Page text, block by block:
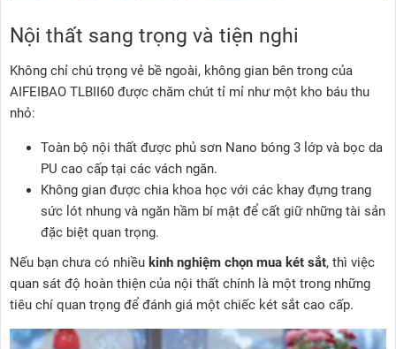
Nội thất sang trọng và tiện nghi
Không chỉ chú trọng vẻ bề ngoài, không gian bên trong của
AIFEIBAO TLBII60 được chăm chút tỉ mỉ như một kho báu thu
nhỏ:
Toàn bộ nội thất được phủ sơn Nano bóng 3 lớp và bọc da
PU cao cấp tại các vách ngăn.
Không gian được chia khoa học với các khay đựng trang
sức lót nhung và ngăn hầm bí mật để cất giữ những tài sản
đặc biệt quan trọng.
Nếu bạn chưa có nhiều kinh nghiệm chọn mua két sắt, thì việc
quan sát độ hoàn thiện của nội thất chính là một trong những
tiêu chí quan trọng để đánh giá một chiếc két sắt cao cấp.